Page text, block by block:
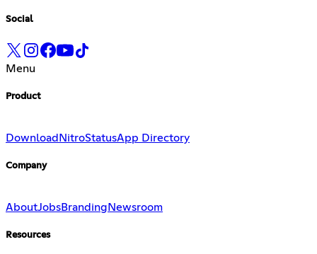
Social
Menu
Product
Download NitroStatusApp Directory
Company
AboutJobsBranding Newsroom
Resources